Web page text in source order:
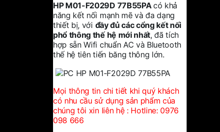
HP M01-F2029D 77B55PAcó khả
năng kết nối mạnh mẽ và đa dạng
thiết bị, với đầy đủ các cổng kết nối
phổ thông thế hệ mới nhất, đã tích
hợp sẵn Wifi chuẩn AC và Bluetooth
thế hệ tiên tiến băng thông lớn.
Mọi thông tin chi tiết khi quý khách
có nhu cầu sử dụng sản phẩm của
chúng tôi xin liên hệ : Hotline: 0976
098 666